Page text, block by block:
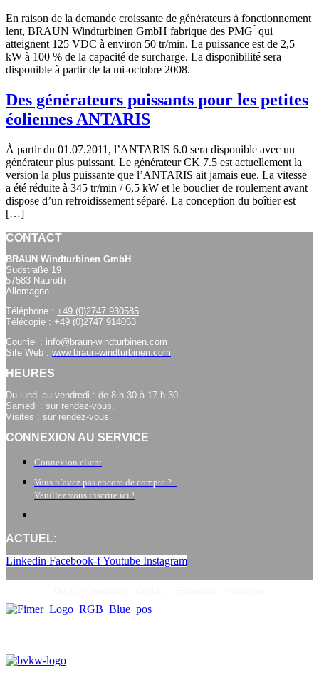
En raison de la demande croissante de générateurs à fonctionnement
lent, BRAUN Windturbinen GmbH fabrique des PMG ́ qui
atteignent 125 VDC à environ 50 tr/min. La puissance est de 2,5
kW à 100 % de la capacité de surcharge. La disponibilité sera
disponible à partir de la mi-octobre 2008.
Des générateurs puissants pour les petites
éoliennes ANTARIS
À partir du 01.07.2011, l’ANTARIS 6.0 sera disponible avec un
générateur plus puissant. Le générateur CK 7.5 est actuellement la
version la plus puissante que l’ANTARIS ait jamais eue. La vitesse
a été réduite à 345 tr/min / 6,5 kW et le bouclier de roulement avant
dispose d’un refroidissement séparé. La conception du boîtier est
[…]
CONTACT
BRAUN Windturbinen GmbH
Südstraße 19
57583 Nauroth
Allemagne
Téléphone : +49 (0)2747 930585
Télécopie : +49 (0)2747 914053
Courriel : info@braun-windturbinen.com
Site Web : www.braun-windturbinen.com
HEURES
Du lundi au vendredi : de 8 h 30 à 17 h 30
Samedi : sur rendez-vous.
Visites : sur rendez-vous.
CONNEXION AU SERVICE
Connexion client
Vous n’avez pas encore de compte ? -
Veuillez vous inscrire ici !
ACTUEL:
Linkedin Facebook-fYoutube Instagram